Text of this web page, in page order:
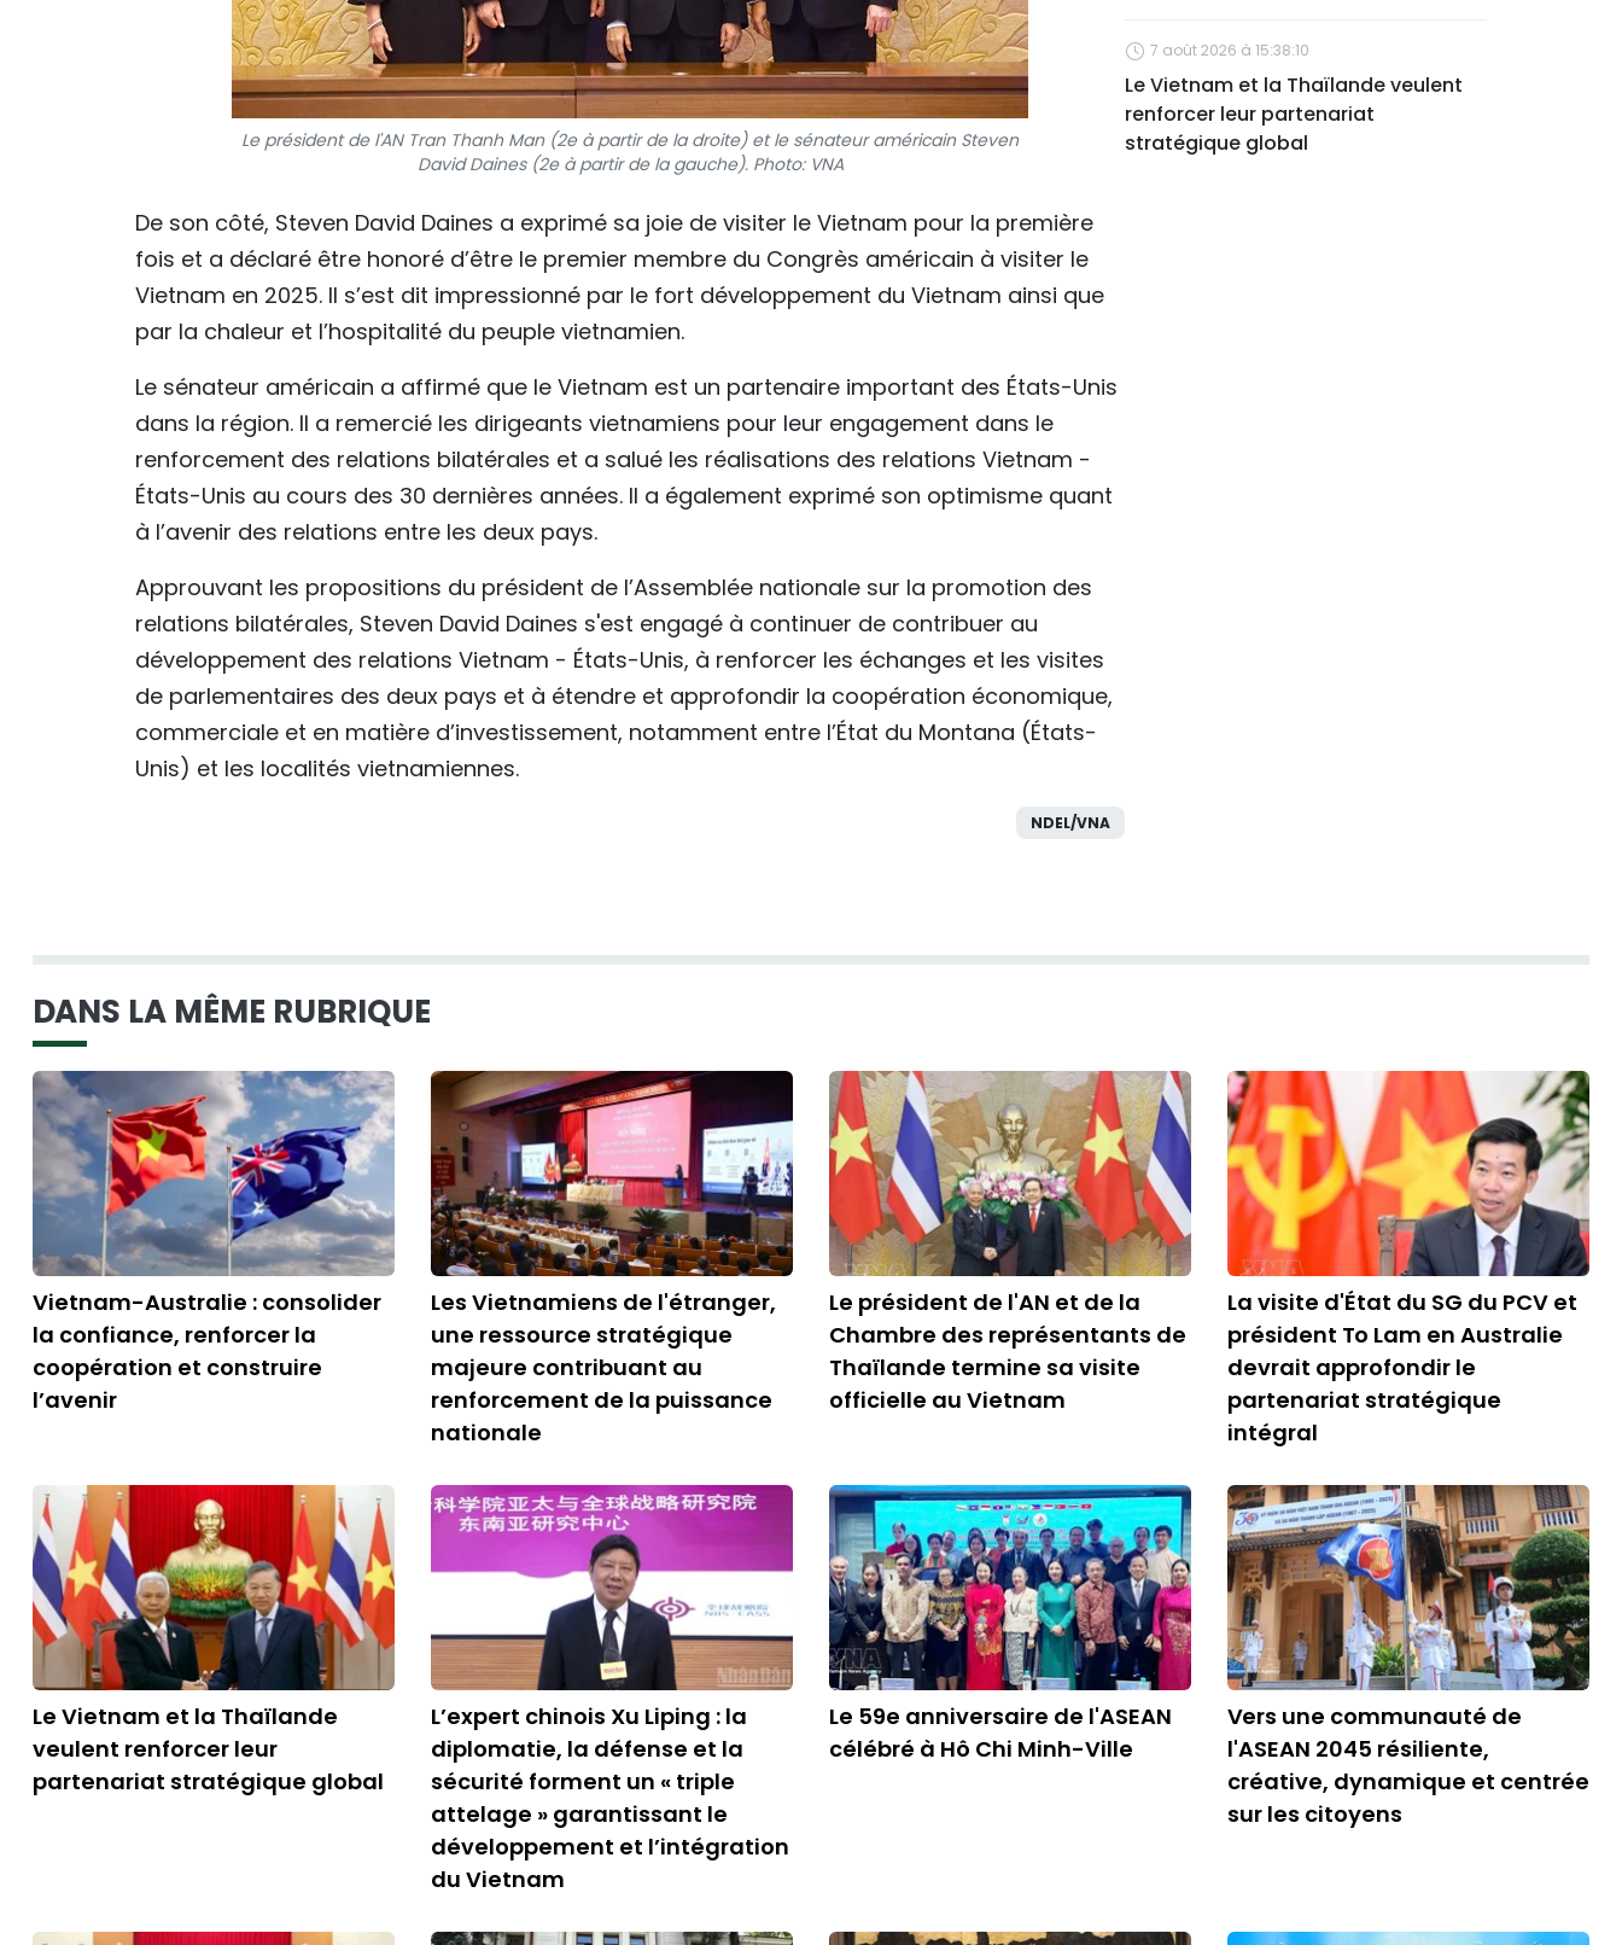
Le président de l'AN Tran Thanh Man (2e à partir de la droite) et le sénateur américain Steven
David Daines (2e à partir de la gauche). Photo: VNA
De son côté, Steven David Daines a exprimé sa joie de visiter le Vietnam pour la première
fois et a déclaré être honoré d’être le premier membre du Congrès américain à visiter le
Vietnam en 2025. Il s’est dit impressionné par le fort développement du Vietnam ainsi que
par la chaleur et l’hospitalité du peuple vietnamien.
Le sénateur américain a affirmé que le Vietnam est un partenaire important des États-Unis
dans la région. Il a remercié les dirigeants vietnamiens pour leur engagement dans le
renforcement des relations bilatérales et a salué les réalisations des relations Vietnam -
États-Unis au cours des 30 dernières années. Il a également exprimé son optimisme quant
à l’avenir des relations entre les deux pays.
Approuvant les propositions du président de l’Assemblée nationale sur la promotion des
relations bilatérales, Steven David Daines s'est engagé à continuer de contribuer au
développement des relations Vietnam - États-Unis, à renforcer les échanges et les visites
de parlementaires des deux pays et à étendre et approfondir la coopération économique,
commerciale et en matière d’investissement, notamment entre l’État du Montana (États-
Unis) et les localités vietnamiennes.
NDEL/VNA
7 août 2026 à 15:38:10
Le Vietnam et la Thaïlande veulent
renforcer leur partenariat
stratégique global
DANS LA MÊME RUBRIQUE
Vietnam-Australie : consolider
la confiance, renforcer la
coopération et construire
l’avenir
Les Vietnamiens de l'étranger,
une ressource stratégique
majeure contribuant au
renforcement de la puissance
nationale
Le président de l'AN et de la
Chambre des représentants de
Thaïlande termine sa visite
officielle au Vietnam
La visite d'État du SG du PCV et
président To Lam en Australie
devrait approfondir le
partenariat stratégique
intégral
Le Vietnam et la Thaïlande
veulent renforcer leur
partenariat stratégique global
L’expert chinois Xu Liping : la
diplomatie, la défense et la
sécurité forment un « triple
attelage » garantissant le
développement et l’intégration
du Vietnam
Le 59e anniversaire de l'ASEAN
célébré à Hô Chi Minh-Ville
Vers une communauté de
l'ASEAN 2045 résiliente,
créative, dynamique et centrée
sur les citoyens